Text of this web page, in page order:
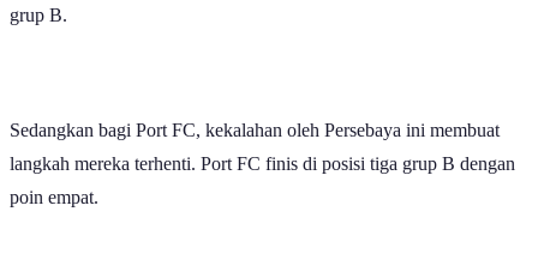
grup B.
Sedangkan bagi Port FC, kekalahan oleh Persebaya ini membuat
langkah mereka terhenti. Port FC finis di posisi tiga grup B dengan
poin empat.